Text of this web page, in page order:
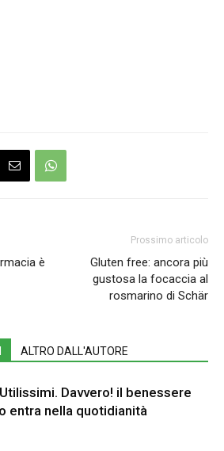
è
Prossimo articolo
Gluten free: ancora più
gustosa la focaccia al
rosmarino di Schär
ALTRO DALL'AUTORE
Davvero! il benessere
entra nella quotidianità